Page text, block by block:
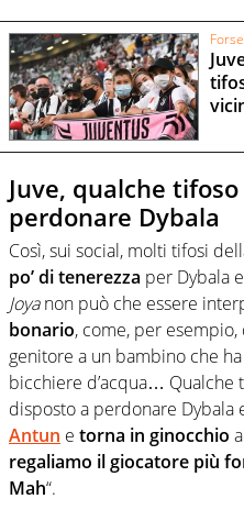
Juve, qualche
perdonare Dybala
Così, sui social, molti tifosi
po’ di tenerezza per Dybala
Joyanon può che essere
bonario, come, per
genitore a un bambino che
bicchiere d’acqua… Qualche
disposto a perdonare Dybala
Antun e torna in ginocchio
regaliamo il giocatore più
Mah“.